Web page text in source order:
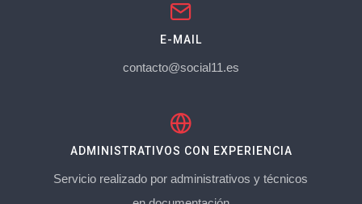
E-MAIL
contacto@social11.es
ADMINISTRATIVOS CON EXPERIENCIA
Servicio realizado por administrativos y técnicos